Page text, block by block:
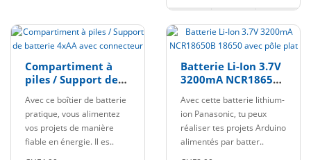
Compartiment à
piles / Support de
connecteur
Avec ce boîtier de batterie
pratique, vous alimentez
vos projets de manière
fiable en énergie. Il es..
Batterie Li-Ion 3.7V
3200mA NCR18650B
plat
Avec cette batterie lithium-
ion Panasonic, tu peux
réaliser tes projets Arduino
alimentés par batter..